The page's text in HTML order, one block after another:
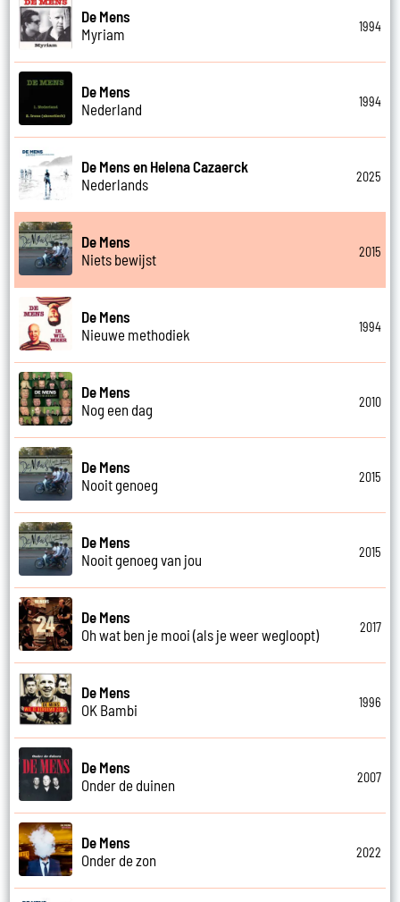
De Mens
Myriam
1994
De Mens
Nederland
1994
De Mens en Helena Cazaerck
Nederlands
2025
De Mens
Niets bewijst
2015
De Mens
Nieuwe methodiek
1994
De Mens
Nog een dag
2010
De Mens
Nooit genoeg
2015
De Mens
Nooit genoeg van jou
2015
De Mens
Oh wat ben je mooi (als je weer wegloopt)
2017
De Mens
OK Bambi
1996
De Mens
Onder de duinen
2007
De Mens
Onder de zon
2022